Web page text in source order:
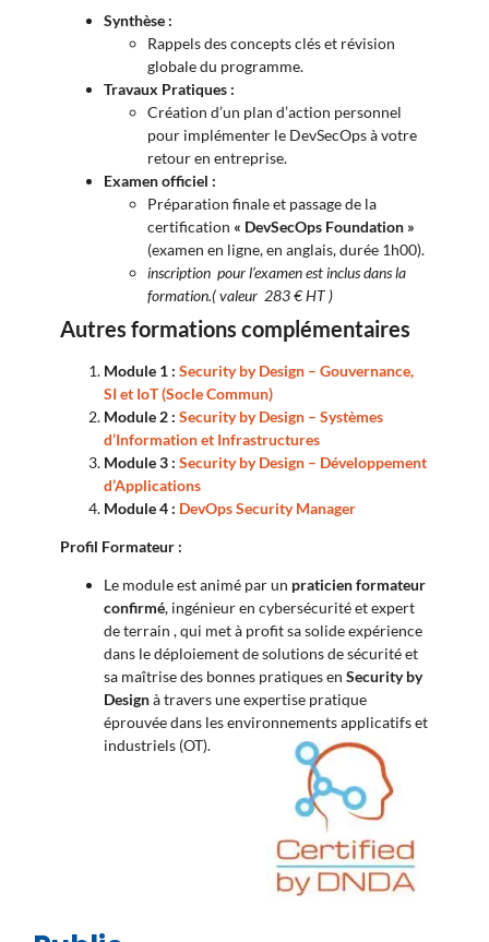
Synthèse :
Rappels des concepts clés et révision
globale du programme.
Travaux Pratiques :
Création d’un plan d’action personnel
pour implémenter le DevSecOps à votre
retour en entreprise.
Examen officiel :
Préparation finale et passage de la
certification « DevSecOps Foundation »
(examen en ligne, en anglais, durée 1h00).
inscription pour l’examen est inclus dans la
formation.( valeur 283 € HT )
Autres formations complémentaires
Module 1 : Security by Design – Gouvernance,
SI et IoT (Socle Commun)
Module 2 : Security by Design – Systèmes
d’Information et Infrastructures
Module 3 : Security by Design – Développement
d’Applications
Module 4 : DevOps Security Manager
Profil Formateur :
Le module est animé par un praticien formateur
confirmé, ingénieur en cybersécurité et expert
de terrain , qui met à profit sa solide expérience
dans le déploiement de solutions de sécurité et
sa maîtrise des bonnes pratiques en Security by
Designà travers une expertise pratique
éprouvée dans les environnements applicatifs et
industriels (OT).